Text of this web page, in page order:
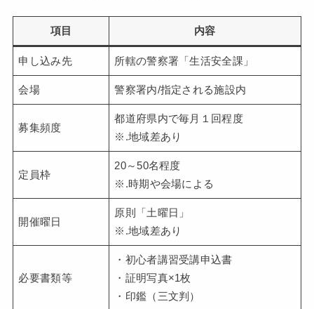
項目 内容
申し込み先 所轄の警察署「生活安全課」
会場 警察署内/指定される施設内
募集頻度
都道府県内で毎月１回程度
※.地域差あり
定員枠
20～50名程度
※.時期や会場による
開催曜日
原則「土曜日」
※.地域差あり
必要書類等
・初心者講習受講申込書
・証明写真×1枚
・印鑑（三文判）